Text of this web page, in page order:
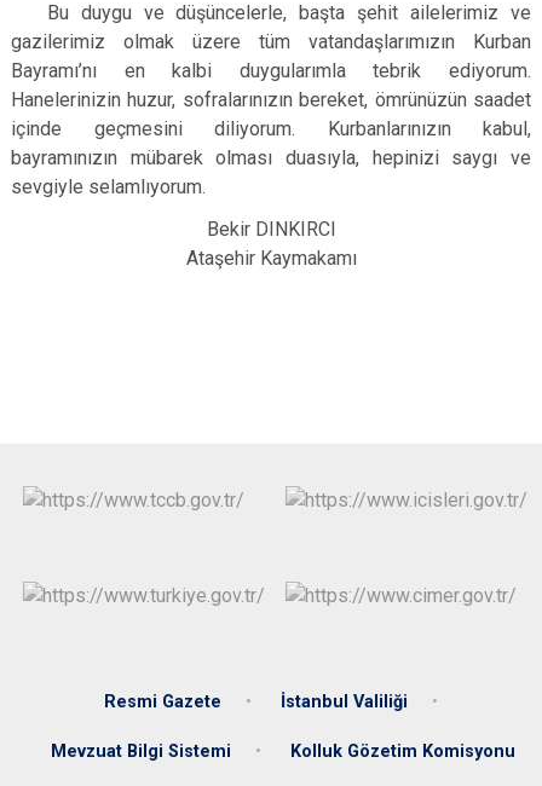
Bu duygu ve düşüncelerle, başta şehit ailelerimiz ve
gazilerimiz olmak üzere tüm vatandaşlarımızın Kurban
Bayramı’nı en kalbi duygularımla tebrik ediyorum.
Hanelerinizin huzur, sofralarınızın bereket, ömrünüzün saadet
içinde geçmesini diliyorum. Kurbanlarınızın kabul,
bayramınızın mübarek olması duasıyla, hepinizi saygı ve
sevgiyle selamlıyorum.
Bekir DINKIRCI
Ataşehir Kaymakamı
Resmi Gazete İstanbul Valiliği
Mevzuat Bilgi Sistemi Kolluk Gözetim Komisyonu